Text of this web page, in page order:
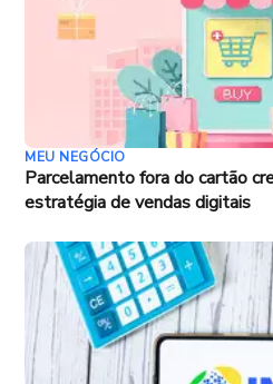
MEU NEGÓCIO
Parcelamento fora do cartão
estratégia de vendas digitais